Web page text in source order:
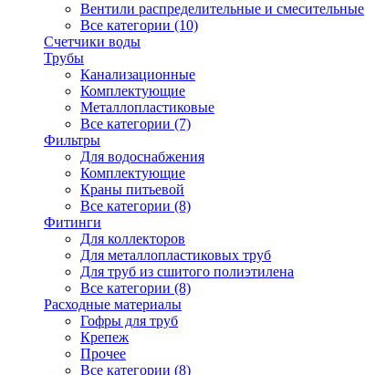
Вентили распределительные и смесительные
Все категории (10)
Счетчики воды
Трубы
Канализационные
Комплектующие
Металлопластиковые
Все категории (7)
Фильтры
Для водоснабжения
Комплектующие
Краны питьевой
Все категории (8)
Фитинги
Для коллекторов
Для металлопластиковых труб
Для труб из сшитого полиэтилена
Все категории (8)
Расходные материалы
Гофры для труб
Крепеж
Прочее
Все категории (8)